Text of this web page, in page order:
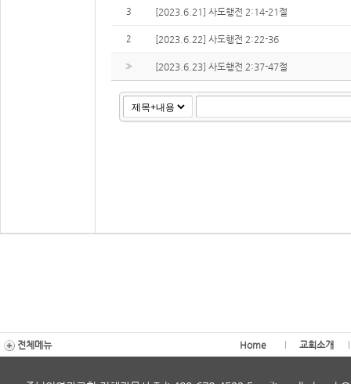
3 [2023.6.21] 사도행전 2:14-21절
2 [2023.6.22] 사도행전 2:22-36
» [2023.6.23] 사도행전 2:37-47절
Home 교회소개
전체메뉴